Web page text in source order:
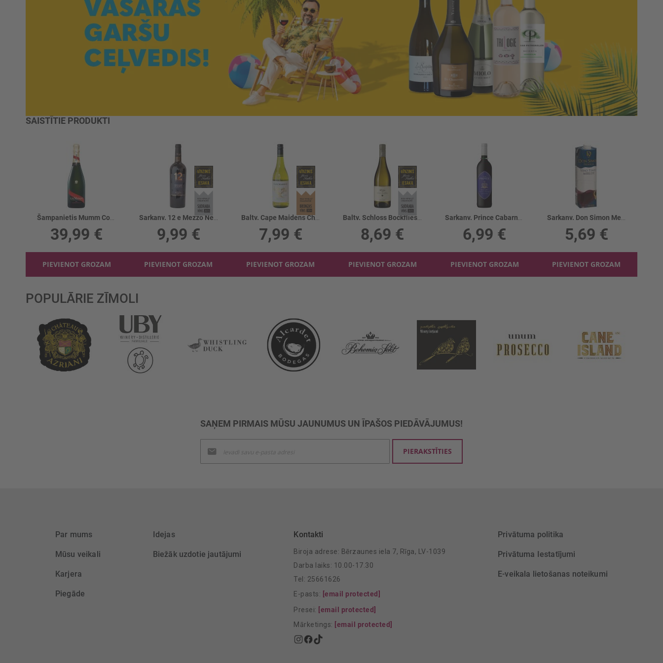
SAISTĪTIE PRODUKTI
Šampanietis Mumm Cordon 12%
39,99 €
PIEVIENOT GROZAM
Sarkanv. 12 e Mezzo Neg. del Salento 12.5%
9,99 €
PIEVIENOT GROZAM
Baltv. Cape Maidens Chardonnay 13.5%
7,99 €
PIEVIENOT GROZAM
Baltv. Schloss Bockfliess Riesling 13.5%
8,69 €
PIEVIENOT GROZAM
Sarkanv. Prince Cabarnet Sauvignon 14%
6,99 €
PIEVIENOT GROZAM
Sarkanv. Don Simon Merlot 12% tetra
5,69 €
PIEVIENOT GROZAM
POPULĀRIE ZĪMOLI
SAŅEM PIRMAIS MŪSU JAUNUMUS UN ĪPAŠOS PIEDĀVĀJUMUS!
jaunumu
saņemšanai:
PIERAKSTĪTIES
Par mums
Mūsu veikali
Karjera
Piegāde
Idejas
Biežāk uzdotie jautājumi
Kontakti
Biroja adrese: Bērzaunes iela 7, Rīga, LV-1039
Darba laiks: 10.00-17.30
Tel: 25661626
E-pasts: [email protected]
Presei: [email protected]
Mārketings: [email protected]
Privātuma politika
Privātuma Iestatījumi
E-veikala lietošanas noteikumi